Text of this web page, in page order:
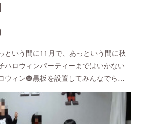
という間に11月で、あっという間に秋
ハロウィンパーティーまではいかない
ウィン🎃黒板を設置してみんなでら…